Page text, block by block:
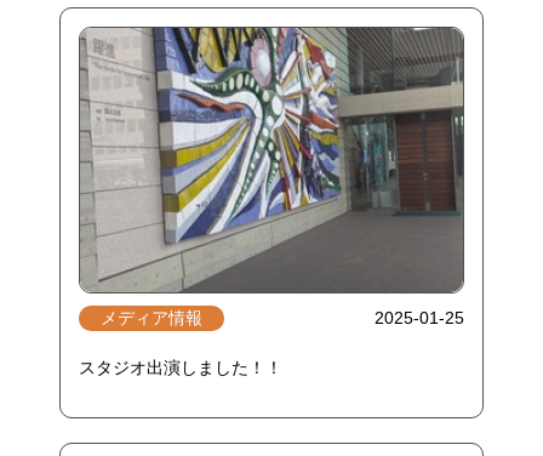
メディア情報 2025-01-25
スタジオ出演しました！！